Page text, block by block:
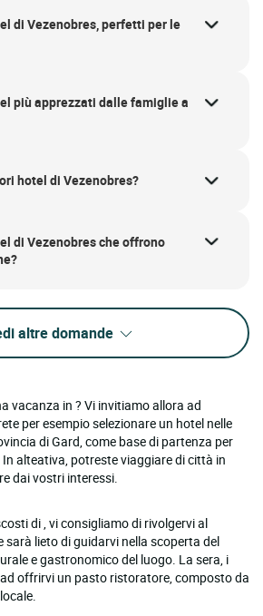
di Vezenobres, perfetti per le
più apprezzati dalle famiglie a
hotel di Vezenobres?
di Vezenobres che offrono
altre domande
vacanza in ? Vi invitiamo allora ad
per esempio selezionare un hotel nelle
di Gard, come base di partenza per
alteativa, potreste viaggiare di città in
dai vostri interessi.
di , vi consigliamo di rivolgervi al
sarà lieto di guidarvi nella scoperta del
e gastronomico del luogo. La sera, i
offrirvi un pasto ristoratore, composto da